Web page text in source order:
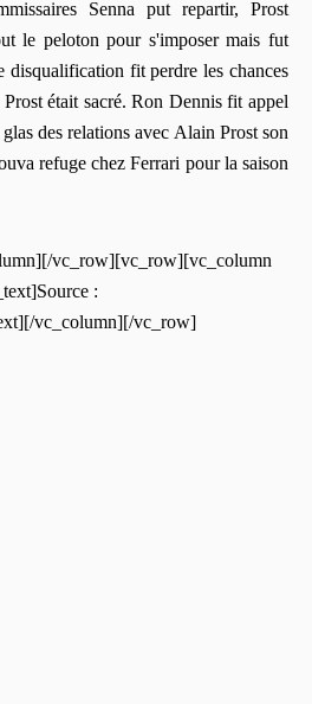
Senna put repartir, Prost
le peloton pour s'imposer mais fut
disqualification fit perdre les chances
était sacré. Ron Dennis fit appel
des relations avec Alain Prost son
refuge chez Ferrari pour la saison
vc_row][vc_row][vc_column
:
vc_column][/vc_row]